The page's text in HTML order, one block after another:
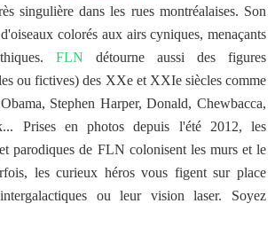
singulière dans les rues montréalaises. Son
colorés aux airs cyniques, menaçants
FLN détourne aussi des figures
ou fictives) des XXe et XXIe siècles comme
Stephen Harper, Donald, Chewbacca,
Prises en photos depuis l'été 2012, les
parodiques de FLN colonisent les murs et le
les curieux héros vous figent sur place
ou leur vision laser. Soyez